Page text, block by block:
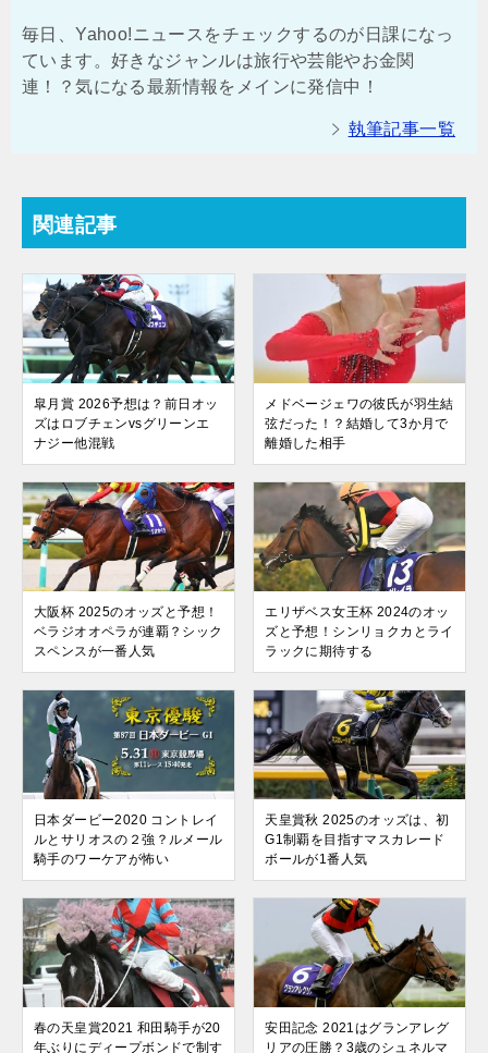
毎日、Yahoo!ニュースをチェックするのが日課になっ
ています。好きなジャンルは旅行や芸能やお金関
連！？気になる最新情報をメインに発信中！
執筆記事一覧
関連記事
皐月賞 2026予想は？前日オッ
ズはロブチェンvsグリーンエ
ナジー他混戦
メドベージェワの彼氏が羽生結
弦だった！？結婚して3か月で
離婚した相手
大阪杯 2025のオッズと予想！
ベラジオオペラが連覇？シック
スペンスが一番人気
エリザベス女王杯 2024のオッ
ズと予想！シンリョクカとライ
ラックに期待する
日本ダービー2020 コントレイ
ルとサリオスの２強？ルメール
騎手のワーケアが怖い
天皇賞秋 2025のオッズは、初
G1制覇を目指すマスカレード
ボールが1番人気
春の天皇賞2021 和田騎手が20
年ぶりにディープボンドで制す
安田記念 2021はグランアレグ
リアの圧勝？3歳のシュネルマ